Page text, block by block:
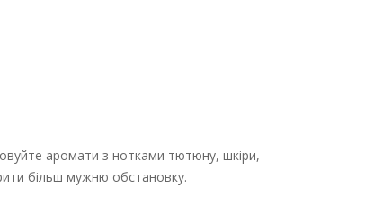
аромати з нотками тютюну, шкіри,
більш мужню обстановку.